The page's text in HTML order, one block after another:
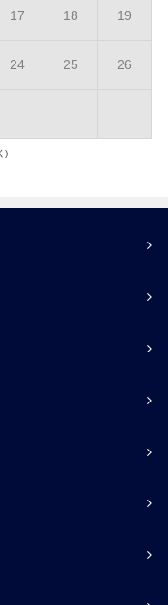
17 18 19
24 25 26
)